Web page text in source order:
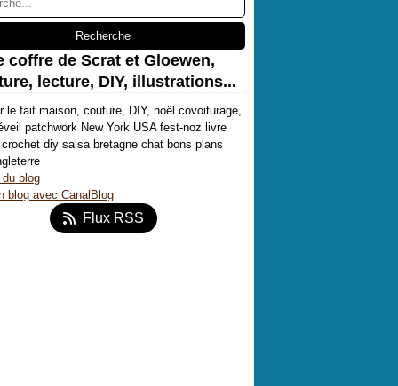
coffre de Scrat et Gloewen,
lecture, DIY, illustrations...
le fait maison, couture, DIY, noël covoiturage,
patchwork New York USA fest-noz livre
diy salsa bretagne chat bons plans
blog
blog avec CanalBlog
Flux RSS